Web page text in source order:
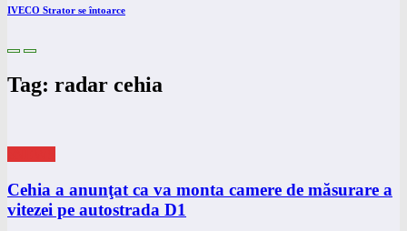
IVECO Strator se întoarce
Tag: radar cehia
Cehia a anunţat ca va monta camere de măsurare a
vitezei pe autostrada D1